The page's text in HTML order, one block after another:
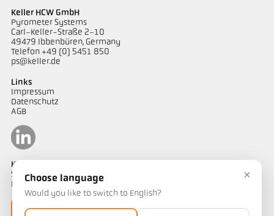
Keller HCW GmbH
Pyrometer Systems
Carl-Keller-Straße 2-10
49479 Ibbenbüren, Germany
Telefon +49 (0) 5451 850
ps@keller.de
Links
Impressum
Datenschutz
AGB
Kontakt
Sie haben Fragen zu unseren Temperaturmesslösungen oder ein
Projekt? Unser Team unterstützt Sie gerne.
Jetzt kontaktieren
×
Choose language
Would you like to switch to English?